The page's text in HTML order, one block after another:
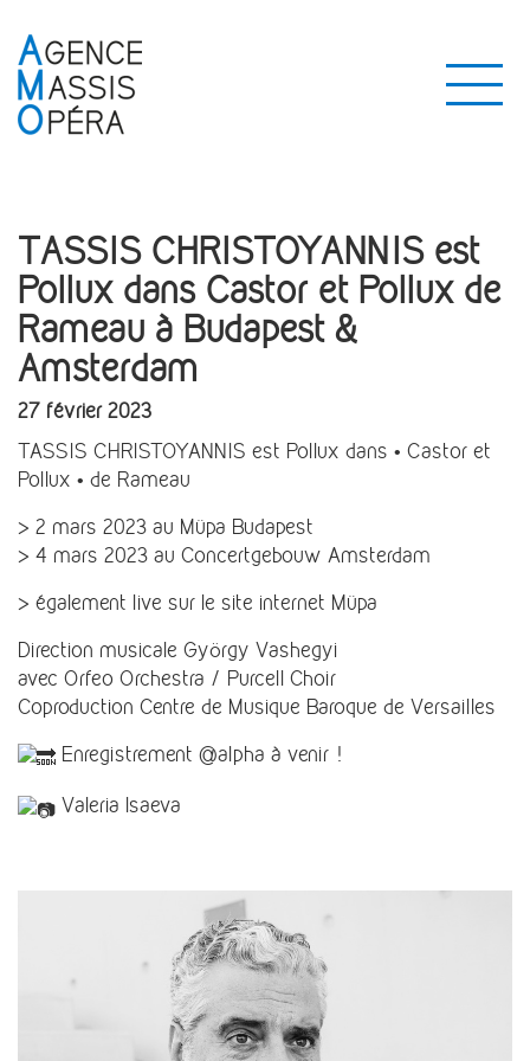
TASSIS CHRISTOYANNIS est
Pollux dans Castor et Pollux de
Rameau à Budapest &
Amsterdam
27 février 2023
TASSIS CHRISTOYANNIS est Pollux dans • Castor et
Pollux • de Rameau
> 2 mars 2023 au Müpa Budapest
> 4 mars 2023 au Concertgebouw Amsterdam
> également live sur le site internet Müpa
Direction musicale György Vashegyi
avec Orfeo Orchestra / Purcell Choir
Coproduction Centre de Musique Baroque de Versailles
Enregistrement @alpha à venir !
Valeria Isaeva